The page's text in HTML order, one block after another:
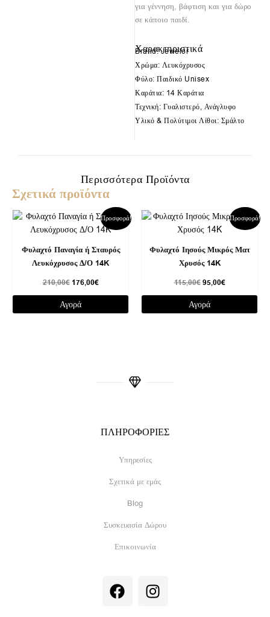
για γέννηση, βάφτιση και για δώρο
σε κάποιο παιδί.
Χαρακτηριστικά
Brand: Jewelor
Χρώμα: Λευκόχρυσος
Φύλο: Παιδικό Unisex
Καράτια: 14 Καράτια
Τεχνική: Γυαλιστερό, Ανάγλυφο
Υλικό & Πολύτιμοι Λίθοι: Σμάλτο
Περισσότερα Προϊόντα
Σχετικά προϊόντα
Προσφορά!
Φυλαχτό Παναγία ή Σταυρός
Λευκόχρυσος Δ/Ο 14K
210,00€
Original
price
was:
176,00€
Η
τρέχουσα
τιμή
176,00€.
Αγορά
Προσφορά!
Φυλαχτό Ιησούς Μικρός Ματ
Χρυσός 14K
115,00€
Original
price
was:
95,00€
Η
τρέχουσα
95,00€.
Αγορά
ΠΛΗΡΟΦΟΡΙΕΣ
Υπηρεσίες
Σχετικά με εμάς
Blog
Συσκευασία Δώρου
Επικοινωνία
F
a
I
n